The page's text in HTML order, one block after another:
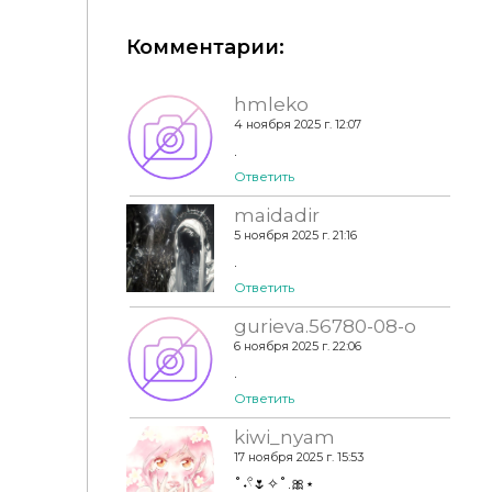
Обои - Pine.And.Home - Wallpapers #4
Комментарии:
hmleko
4 ноября 2025 г. 12:07
Ответить
maidadir
5 ноября 2025 г. 21:16
Ответить
gurieva.56780-08-о
6 ноября 2025 г. 22:06
Ответить
kiwi_nyam
17 ноября 2025 г. 15:53
˚˖𓍢🌷✧˚.🎀⋆